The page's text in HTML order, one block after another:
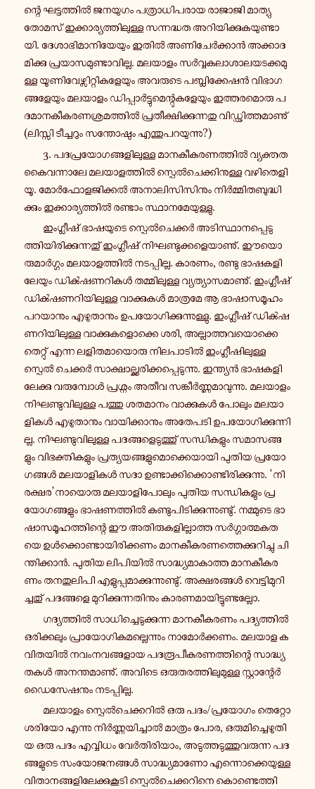
ന്റെ ഘ­ട്ട­ത്തിൽ ജ­ന­യു­ഗം പ­ത്രാ­ധി­പ­രാ­യ രാ­ജാ­ജി മാ­ത്യു
തോമസ് ഇ­ക്കാ­ര്യ­ത്തി­ലു­ള്ള സ­ന്ന­ദ്ധ­ത അ­റി­യി­ക്കു­ക­യു­ണ്ടാ­
യി. ദേ­ശാ­ഭി­മാ­നി­യേ­യും ഇതിൽ അ­ണി­ചേർ­ക്കാൻ അ­ക്കാ­ദ­
മി­ക്കു പ്ര­യാ­സ­മു­ണ്ടാ­വി­ല്ല. മ­ല­യാ­ളം സർ­വ്വ­ക­ലാ­ശാ­ല­യ­ട­ക്ക­മു­
ള്ള യൂ­ണി­വേ­ഴ്സി­റ്റി­ക­ളേ­യും അ­വ­രു­ടെ പ­ബ്ലി­ക്കേ­ഷൻ വി­ഭാ­ഗ­
ങ്ങ­ളേ­യും മ­ല­യാ­ളം ഡി­പ്പാർ­ട്ടു­മെ­ന്റു­ക­ളേ­യും ഇ­ത്ത­ര­മൊ­രു പ­
ദ­മാ­ന­കീ­ക­ര­ണ­ശ്ര­മ­ത്തിൽ പ്ര­തീ­ക്ഷി­ക്കു­ന്ന­തു വി­ഡ്ഢി­ത്ത­മാ­ണു്
(ലി­സ്സി ടീ­ച്ച­റും സ­ന്തോ­ഷും എ­ന്തു­പ­റ­യു­ന്നു?)
3. പ­ദ­പ്ര­യോ­ഗ­ങ്ങ­ളി­ലു­ള്ള മാ­ന­കീ­ക­ര­ണ­ത്തിൽ വ്യ­ക്ത­ത­
കൈ­വ­ന്നാ­ലേ മ­ല­യാ­ള­ത്തിൽ സ്പെൽ­ചെ­ക്കി­നു­ള്ള വ­ഴി­തെ­ളി­
യൂ. മോർ­ഫോ­ള­ജി­ക്കൽ അ­നാ­ലി­സി­സി­നും നിർ­മ്മി­ത­ബു­ദ്ധി­
ക്കും ഇ­ക്കാ­ര്യ­ത്തിൽ ര­ണ്ടാം സ്ഥാ­ന­മേ­യു­ള്ളു.
ഇം­ഗ്ലീ­ഷ് ഭാ­ഷ­യു­ടെ സ്പെൽ­ചെ­ക്കർ അ­ടി­സ്ഥാ­ന­പ്പെ­ടു­
ത്തി­യി­രി­ക്കു­ന്ന­തു് ഇം­ഗ്ലീ­ഷ് നി­ഘ­ണ്ടു­ക്ക­ളെ­യാ­ണു്. ഈ­യൊ­
രു­മാർ­ഗ്ഗം മ­ല­യാ­ള­ത്തിൽ ന­ട­പ്പി­ല്ല. കാരണം, രണ്ടു ഭാ­ഷ­ക­ളി­
ലേ­യും ഡിൿ­ഷ­ണ­റി­കൾ ത­മ്മി­ലു­ള്ള വ്യ­ത്യാ­സ­മാ­ണു്. ഇം­ഗ്ലീ­ഷ്
ഡിൿ­ഷ­ണ­റി­യി­ലു­ള്ള വാ­ക്കു­കൾ മാ­ത്ര­മേ ആ ഭാ­ഷാ­സ­മൂ­ഹം
പ­റ­യാ­നും എ­ഴു­താ­നും ഉ­പ­യോ­ഗി­ക്കു­ന്നു­ള്ളു. ഇം­ഗ്ലീ­ഷ് ഡിൿ­ഷ­
ണ­റി­യി­ലു­ള്ള വാ­ക്കു­ക­ളൊ­ക്കെ ശരി, അ­ല്ലാ­ത്ത­വ­യൊ­ക്കെ
തെ­റ്റു് എന്ന ല­ളി­ത­മാ­യൊ­രു നി­ല­പാ­ടിൽ ഇം­ഗ്ലീ­ഷി­ലു­ള്ള
സ്പെൽ ചെ­ക്കർ സാ­ക്ഷാ­ല്ക്ക­രി­ക്ക­പ്പെ­ടു­ന്നു. ഇ­ന്ത്യൻ ഭാ­ഷ­ക­ളി­
ലേ­ക്കു വ­രു­മ്പോൾ പ്ര­ശ്നം അതീവ സ­ങ്കീർ­ണ്ണ­മാ­വു­ന്നു. മ­ല­യാ­ളം
നി­ഘ­ണ്ടു­വി­ലു­ള്ള പത്തു ശ­ത­മാ­നം വാ­ക്കു­കൾ പോലും മ­ല­യാ­
ളി­കൾ എ­ഴു­താ­നും വാ­യി­ക്കാ­നും അ­തേ­പ­ടി ഉ­പ­യോ­ഗി­ക്കു­ന്നി­
ല്ല. നി­ഘ­ണ്ടു­വി­ലു­ള്ള പ­ദ­ങ്ങ­ളെ­ടു­ത്തു് സ­ന്ധി­ക­ളും സ­മാ­സ­ങ്ങ­
ളും വി­ഭ­ക്തി­ക­ളും പ്ര­ത്യ­യ­ങ്ങ­ളു­മൊ­ക്കെ­യാ­യി പുതിയ പ്ര­യോ­
ഗ­ങ്ങൾ മ­ല­യാ­ളി­കൾ സദാ ഉ­ണ്ടാ­ക്കി­ക്കൊ­ണ്ടി­രി­ക്കു­ന്നു. ‘നി­
ര­ക്ഷ­ര’നാ­യൊ­രു മ­ല­യാ­ളി­പോ­ലും പുതിയ സ­ന്ധി­ക­ളും പ്ര­
യോ­ഗ­ങ്ങ­ളും ഭാ­ഷ­ണ­ത്തിൽ ക­ണ്ടു­പി­ടി­ക്കു­ന്നു­ണ്ടു്. ന­മ്മു­ടെ ഭാ­
ഷാ­സ­മൂ­ഹ­ത്തി­ന്റെ ഈ അ­തി­രു­ക­ളി­ല്ലാ­ത്ത സർ­ഗ്ഗാ­ത്മ­ക­ത­
യെ ഉൾ­ക്കൊ­ണ്ടാ­യി­രി­ക്ക­ണം മാ­ന­കീ­ക­ര­ണ­ത്തെ­ക്കു­റി­ച്ചു ചി­
ന്തി­ക്കാൻ. പുതിയ ലി­പി­യിൽ സാ­ദ്ധ്യ­മാ­കാ­ത്ത മാ­ന­കീ­ക­ര­
ണം ത­ന­തു­ലി­പി എ­ളു­പ്പ­മാ­ക്കു­ന്നു­ണ്ടു്. അ­ക്ഷ­ര­ങ്ങൾ വെ­ട്ടി­മു­റി­
ച്ച­തു് പ­ദ­ങ്ങ­ളെ മു­റി­ക്കു­ന്ന­തി­നും കാ­ര­ണ­മാ­യി­ട്ടു­ണ്ട­ല്ലോ.
ഗ­ദ്യ­ത്തിൽ സാ­ധി­ച്ചെ­ടു­ക്കു­ന്ന മാ­ന­കീ­ക­ര­ണം പ­ദ്യ­ത്തിൽ
ഒ­രി­ക്ക­ലും പ്രാ­യോ­ഗി­ക­മ­ല്ലെ­ന്നും നാ­മോർ­ക്ക­ണം. മലയാള ക­
വി­ത­യിൽ ന­വം­ന­വ­ങ്ങ­ളാ­യ പ­ദ­രൂ­പീ­ക­ര­ണ­ത്തി­ന്റെ സാ­ദ്ധ്യ­
ത­കൾ അ­ന­ന്ത­മാ­ണു്. അവിടെ ഒ­രു­ത­ര­ത്തി­ലു­മു­ള്ള സ്റ്റാ­ന്റേർ­
ഡൈ­സേ­ഷ­നും ന­ട­പ്പി­ല്ല.
മ­ല­യാ­ളം സ്പെൽ­ചെ­ക്ക­റിൽ ഒരു പദം/പ്ര­യോ­ഗം തെ­റ്റോ
ശരിയോ എന്നു നിർ­ണ്ണ­യി­ച്ചാൽ മാ­ത്രം പോര, ഒ­രു­മി­ച്ചെ­ഴു­തി­
യ ഒരു പദം എ­വ്വി­ധം വേർ­തി­രി­യാം, അ­ടു­ത്ത­ടു­ത്തു­വ­രു­ന്ന പ­ദ­
ങ്ങ­ളു­ടെ സം­യോ­ജ­ന­ങ്ങൾ സാ­ദ്ധ്യ­മാ­ണോ എ­ന്നൊ­ക്കെ­യു­ള്ള
വി­താ­ന­ങ്ങ­ളി­ലേ­ക്കു­കൂ­ടി സ്പെൽ­ചെ­ക്ക­റി­നെ കൊ­ണ്ടെ­ത്തി­